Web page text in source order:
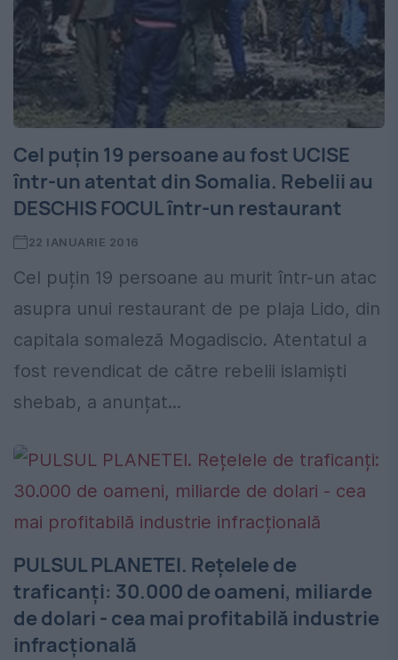
Cel puţin 19 persoane au fost UCISE
într-un atentat din Somalia. Rebelii au
DESCHIS FOCUL într-un restaurant
22 IANUARIE 2016
Cel puțin 19 persoane au murit într-un atac
asupra unui restaurant de pe plaja Lido, din
capitala somaleză Mogadiscio. Atentatul a
fost revendicat de către rebelii islamiști
shebab, a anunțat...
PULSUL PLANETEI. Rețelele de
traficanți: 30.000 de oameni, miliarde
de dolari - cea mai profitabilă industrie
infracțională